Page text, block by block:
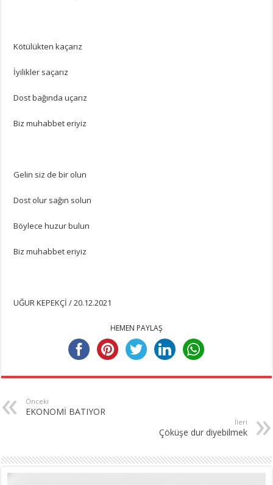
Kötülükten kaçarız
İyilikler saçarız
Dost bağında uçarız
Biz muhabbet eriyiz
Gelin siz de bir olun
Dost olur sağın solun
Böylece huzur bulun
Biz muhabbet eriyiz
UĞUR KEPEKÇİ / 20.12.2021
HEMEN PAYLAŞ
Önceki
EKONOMİ BATIYOR
İleri
Çöküşe dur diyebilmek